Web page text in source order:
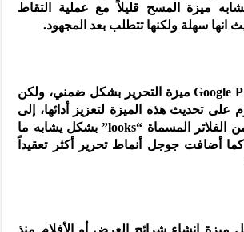
ميزة المسح قليلاً مع عملية التقاط
انها سهلة ولكنها تتطلب بعد المجهود.
يمتلك تطبيق Google Photos ميزة التحرير بشكل ضمني، ولكن
على تحديث هذه الميزة لتعزيز أدائها، إلى
جانب إضافة عدد من الفلاتر المسماة “looks” بشكل يشابه ما
أضافت جوجل أنماط تحرير أكثر تعقيداً